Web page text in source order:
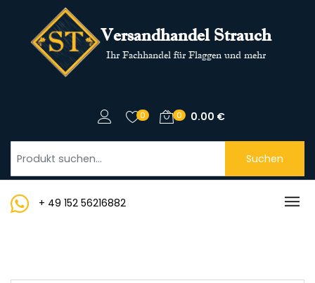
Versandhandel Strauch
Ihr Fachhandel für Flaggen und mehr
0 0 0.00 €
Suchen
+ 49 152 56216882